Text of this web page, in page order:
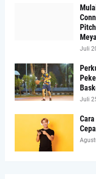
Juli
Juli